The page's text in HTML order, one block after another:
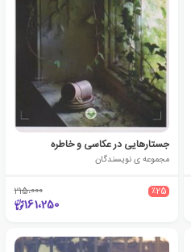
جستارهایی در عکاسی و خاطره
مجموعه ی نویسندگان
٪25 215،000
161،250